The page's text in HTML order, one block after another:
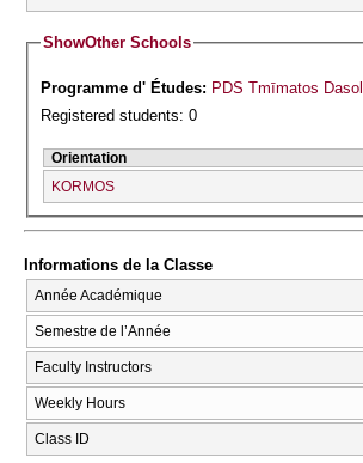
ShowOther Schools
Programme d' Études: PDS Tmīmatos
Registered students: 0
Orientation
KORMOS
Informations de la Classe
Année Académique
Semestre de l’Année
Faculty Instructors
Weekly Hours
Class ID